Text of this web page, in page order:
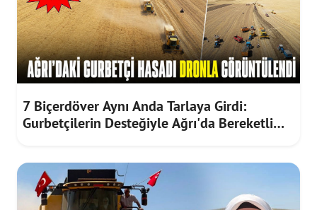
7 Biçerdöver Aynı Anda Tarlaya Girdi:
Gurbetçilerin Desteğiyle Ağrı'da Bereketli